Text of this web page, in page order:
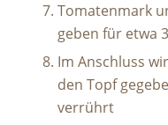
Tomatenmark
geben für etwa
Im Anschluss
den Topf
verrührt